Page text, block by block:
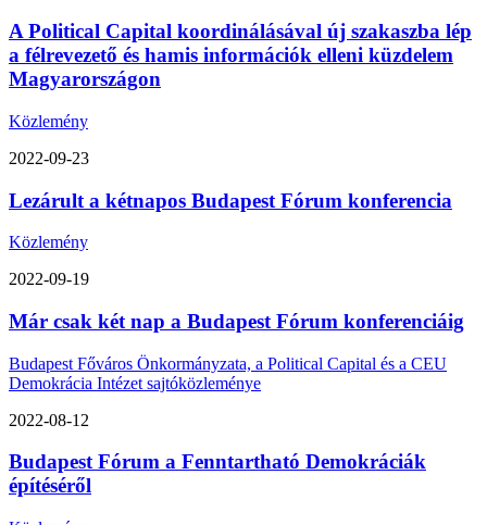
A Political Capital koordinálásával új szakaszba lép
a félrevezető és hamis információk elleni küzdelem
Magyarországon
Közlemény
2022-09-23
Lezárult a kétnapos Budapest Fórum konferencia
Közlemény
2022-09-19
Már csak két nap a Budapest Fórum konferenciáig
Budapest Főváros Önkormányzata, a Political Capital és a CEU
Demokrácia Intézet sajtóközleménye
2022-08-12
Budapest Fórum a Fenntartható Demokráciák
építéséről